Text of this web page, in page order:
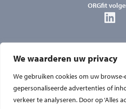
We waarderen uw privacy
We gebruiken cookies om uw
gepersonaliseerde advertenties of
verkeer te analyseren. Door op ‘Alles
ORGfit
Privacy
Disclaimer
Algemene